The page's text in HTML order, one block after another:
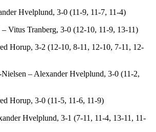
Hvelplund, 3-0 (11-9, 11-7, 11-4)
Vitus Tranberg, 3-0 (12-10, 11-9, 13-11)
Horup, 3-2 (12-10, 8-11, 12-10, 7-11, 12-
– Alexander Hvelplund, 3-0 (11-2,
Horup, 3-0 (11-5, 11-6, 11-9)
Hvelplund, 3-1 (7-11, 11-4, 13-11, 11-